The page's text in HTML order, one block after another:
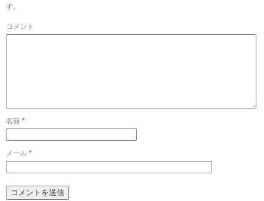
す。
コメント
名前 *
メール *